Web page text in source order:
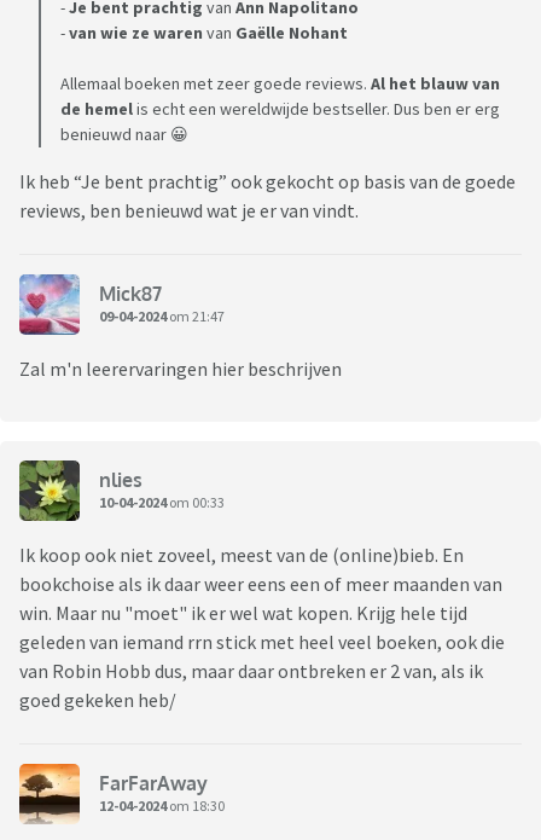
-Je bent prachtig van Ann Napolitano
-van wie ze waren van Gaëlle Nohant
Allemaal boeken met zeer goede reviews. Al het blauw van
de hemelis echt een wereldwijde bestseller. Dus ben er erg
benieuwd naar 😀
Ik heb “Je bent prachtig” ook gekocht op basis van de goede
reviews, ben benieuwd wat je er van vindt.
Mick87
09-04-2024om 21:47
Zal m'n leerervaringen hier beschrijven
nlies
10-04-2024om 00:33
Ik koop ook niet zoveel, meest van de (online)bieb. En
bookchoise als ik daar weer eens een of meer maanden van
win. Maar nu "moet" ik er wel wat kopen. Krijg hele tijd
geleden van iemand rrn stick met heel veel boeken, ook die
van Robin Hobb dus, maar daar ontbreken er 2 van, als ik
goed gekeken heb/
FarFarAway
12-04-2024om 18:30